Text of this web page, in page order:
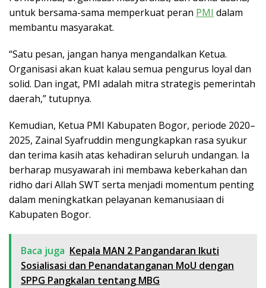
untuk bersama-sama memperkuat peran PMI dalam
membantu masyarakat.
“Satu pesan, jangan hanya mengandalkan Ketua.
Organisasi akan kuat kalau semua pengurus loyal dan
solid. Dan ingat, PMI adalah mitra strategis pemerintah
daerah,” tutupnya.
Kemudian, Ketua PMI Kabupaten Bogor, periode 2020–
2025, Zainal Syafruddin mengungkapkan rasa syukur
dan terima kasih atas kehadiran seluruh undangan. Ia
berharap musyawarah ini membawa keberkahan dan
ridho dari Allah SWT serta menjadi momentum penting
dalam meningkatkan pelayanan kemanusiaan di
Kabupaten Bogor.
Baca juga Kepala MAN 2 Pangandaran Ikuti
Sosialisasi dan Penandatanganan MoU dengan
SPPG Pangkalan tentang MBG